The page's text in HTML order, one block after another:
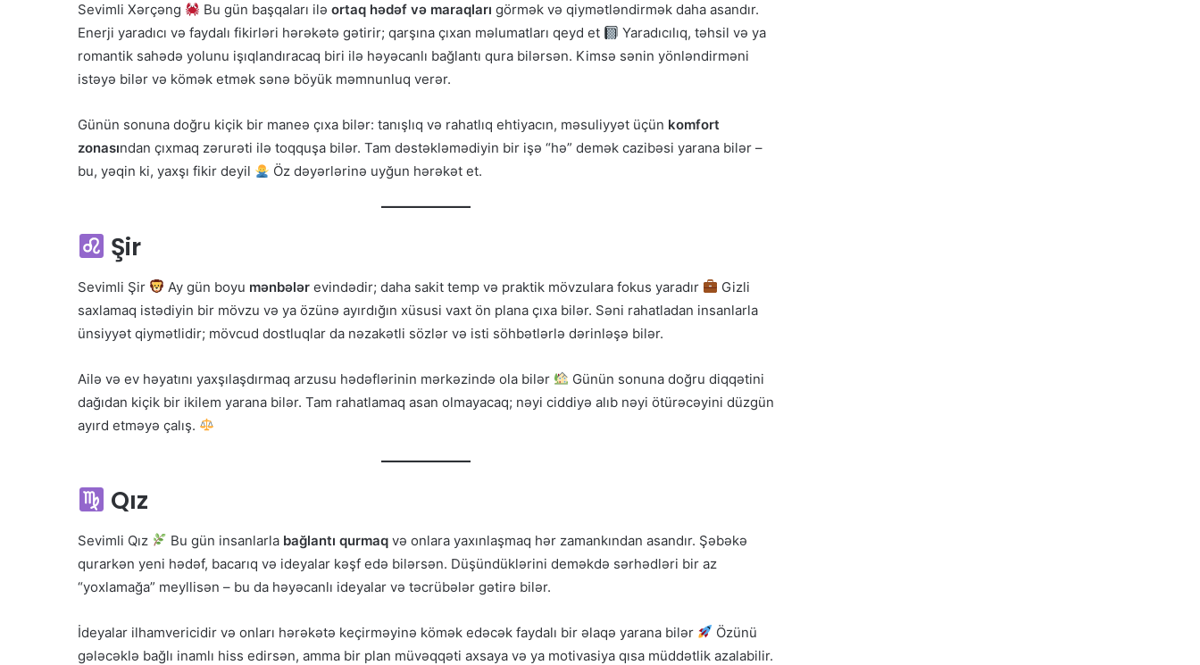
Sevimli Xərçəng Bu gün başqaları iləortaq hədəf və maraqları görmək və qiymətləndirmək daha asandır.
Enerji yaradıcı və faydalı fikirləri hərəkətə gətirir; qarşına çıxan məlumatları qeyd et
Yaradıcılıq, təhsil və ya
romantik sahədə yolunu işıqlandıracaq biri ilə həyəcanlı bağlantı qura bilərsən. Kimsə sənin yönləndirməni
istəyə bilər və kömək etmək sənə böyük məmnunluq verər.
Günün sonuna doğru kiçik bir maneə çıxa bilər: tanışlıq və rahatlıq ehtiyacın, məsuliyyət üçün komfort
zonasından çıxmaq zərurəti ilə toqquşa bilər. Tam dəstəkləmədiyin bir işə “hə” demək cazibəsi yarana bilər –
bu, yəqin ki, yaxşı fikir deyil
Öz dəyərlərinə uyğun hərəkət et.
Şir
Sevimli Şir Ay gün boyu mənbələr evindədir; daha sakit temp və praktik mövzulara fokus yaradır
Gizli
saxlamaq istədiyin bir mövzu və ya özünə ayırdığın xüsusi vaxt ön plana çıxa bilər. Səni rahatladan insanlarla
ünsiyyət qiymətlidir; mövcud dostluqlar da nəzakətli sözlər və isti söhbətlərlə dərinləşə bilər.
Ailə və ev həyatını yaxşılaşdırmaq arzusu hədəflərinin mərkəzində ola bilər
Günün sonuna doğru diqqətini
dağıdan kiçik bir ikilem yarana bilər. Tam rahatlamaq asan olmayacaq; nəyi ciddiyə alıb nəyi ötürəcəyini düzgün
ayırd etməyə çalış.
Qız
Sevimli Qız Bu gün insanlarla bağlantı qurmaq və onlara yaxınlaşmaq hər zamankından asandır. Şəbəkə
qurarkən yeni hədəf, bacarıq və ideyalar kəşf edə bilərsən. Düşündüklərini deməkdə sərhədləri bir az
“yoxlamağa” meyllisən – bu da həyəcanlı ideyalar və təcrübələr gətirə bilər.
İdeyalar ilhamvericidir və onları hərəkətə keçirməyinə kömək edəcək faydalı bir əlaqə yarana bilər
Özünü
gələcəklə bağlı inamlı hiss edirsən, amma bir plan müvəqqəti axsaya və ya motivasiya qısa müddətlik azalabilir.